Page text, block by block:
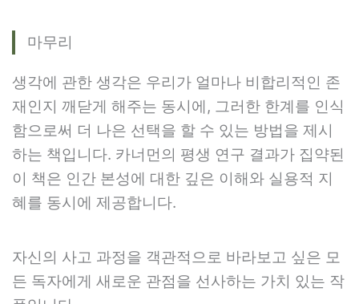
마무리
생각에 관한 생각은 우리가 얼마나 비합리적인 존
재인지 깨닫게 해주는 동시에, 그러한 한계를 인식
함으로써 더 나은 선택을 할 수 있는 방법을 제시
하는 책입니다. 카너먼의 평생 연구 결과가 집약된
이 책은 인간 본성에 대한 깊은 이해와 실용적 지
혜를 동시에 제공합니다.
자신의 사고 과정을 객관적으로 바라보고 싶은 모
든 독자에게 새로운 관점을 선사하는 가치 있는 작